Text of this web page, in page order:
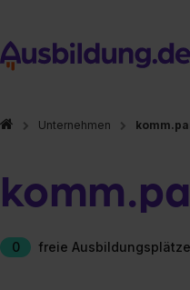
Unternehmen
0 freie Ausbildungsplätze